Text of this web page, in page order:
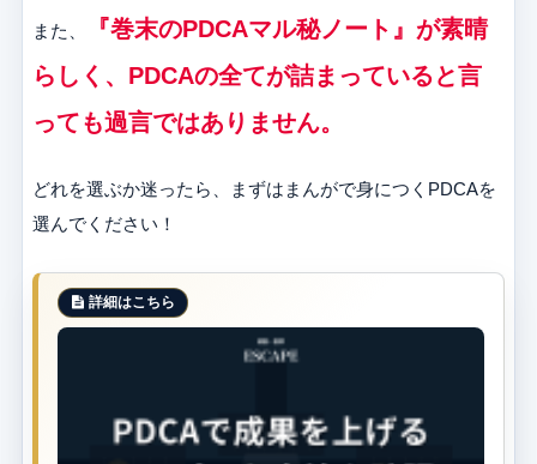
また、
『巻末のPDCAマル秘ノート』が素晴
らしく、PDCAの全てが詰まっていると言
っても過言ではありません。
どれを選ぶか迷ったら、まずはまんがで身につくPDCAを
選んでください！